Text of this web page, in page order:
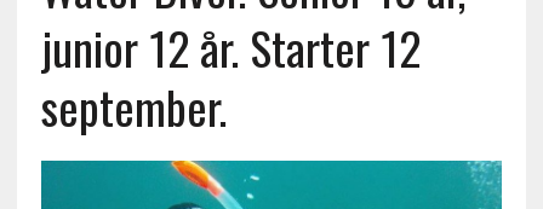
junior 12 år. Starter 12
september.